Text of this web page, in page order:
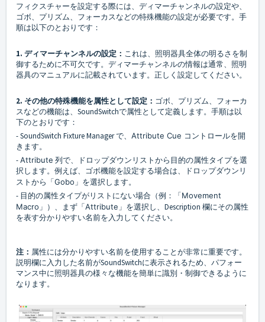
フィクスチャーを設定する際には、ディマーチャンネルの設定や、
ゴボ、プリズム、フォーカスなどの特殊機能の設定が必要です。手
順は以下のとおりです：
1. ディマーチャンネルの設定： これは、照明器具全体の明るさを制
御するために不可欠です。ディマーチャンネルの情報は通常、照明
器具のマニュアルに記載されています。正しく設定してください。
2. その他の特殊機能を属性として設定： ゴボ、プリズム、フォーカ
スなどの機能は、SoundSwitchで属性として定義します。手順は以
下のとおりです：
- SoundSwitch Fixture Manager で、 Attribute Cue コントロールを開
きます。
-Attribute 列で、ドロップダウンリストから目的の属性タイプを選
択します。例えば、ゴボ機能を設定する場合は、ドロップダウンリ
ストから「Gobo 」を選択します。
- 目的の属性タイプがリストにない場合（例：「Movement
Macro 」）、まず「Attribute 」を選択し、Description 欄にその属性
を表す分かりやすい名前を入力してください。
注： 属性には分かりやすい名前を使用することが非常に重要です。
説明欄に入力した名前がSoundSwitchに表示されるため、パフォー
マンス中に照明器具の様々な機能を簡単に識別・制御できるように
なります。